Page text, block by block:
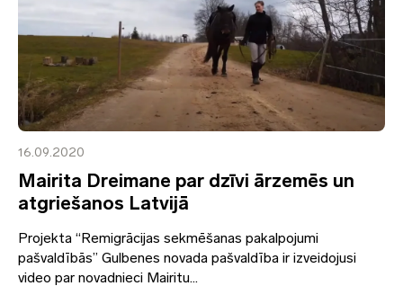
16.09.2020
Mairita Dreimane par dzīvi ārzemēs un
atgriešanos Latvijā
Projekta “Remigrācijas sekmēšanas pakalpojumi
pašvaldībās” Gulbenes novada pašvaldība ir izveidojusi
video par novadnieci Mairitu...